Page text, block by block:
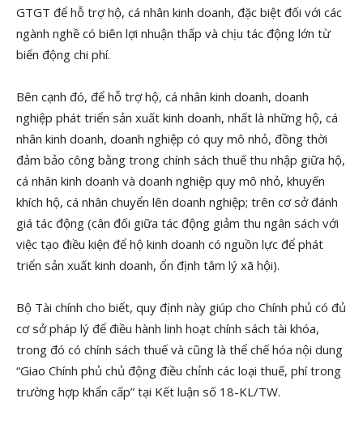
GTGT để hỗ trợ hộ, cá nhân kinh doanh, đặc biệt đối với các
ngành nghề có biên lợi nhuận thấp và chịu tác động lớn từ
biến động chi phí.
Bên cạnh đó, để hỗ trợ hộ, cá nhân kinh doanh, doanh
nghiệp phát triển sản xuất kinh doanh, nhất là những hộ, cá
nhân kinh doanh, doanh nghiệp có quy mô nhỏ, đồng thời
đảm bảo công bằng trong chính sách thuế thu nhập giữa hộ,
cá nhân kinh doanh và doanh nghiệp quy mô nhỏ, khuyến
khích hộ, cá nhân chuyển lên doanh nghiệp; trên cơ sở đánh
giá tác động (cân đối giữa tác động giảm thu ngân sách với
việc tạo điều kiện để hộ kinh doanh có nguồn lực để phát
triển sản xuất kinh doanh, ổn định tâm lý xã hội).
Bộ Tài chính cho biết, quy định này giúp cho Chính phủ có đủ
cơ sở pháp lý để điều hành linh hoạt chính sách tài khóa,
trong đó có chính sách thuế và cũng là thể chế hóa nội dung
“Giao Chính phủ chủ động điều chỉnh các loại thuế, phí trong
trường hợp khẩn cấp” tại Kết luận số 18-KL/TW.